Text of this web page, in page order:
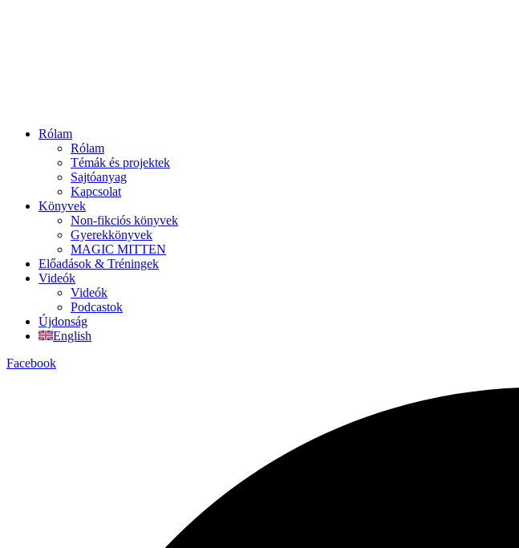
Rólam
Rólam
Témák és projektek
Sajtóanyag
Kapcsolat
Könyvek
Non-fikciós könyvek
Gyerekkönyvek
MAGIC MITTEN
Előadások & Tréningek
Videók
Videók
Podcastok
Újdonság
English
Facebook